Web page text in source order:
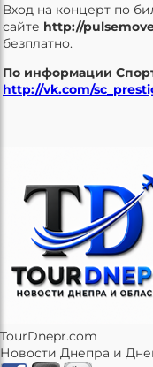
Вход на концерт по
сайте http://
безплатно.
По информации
http://vk.com/
TourDnepr.com
Новости Днепра и